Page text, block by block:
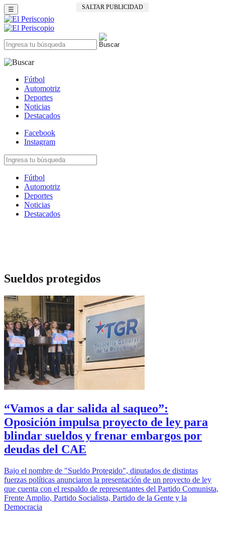
SALTAR PUBLICIDAD
☰
Fútbol
Automotriz
Deportes
Noticias
Destacados
Facebook
Instagram
Fútbol
Automotriz
Deportes
Noticias
Destacados
Sueldos protegidos
“Vamos a dar salida al saqueo”:
Oposición impulsa proyecto de ley para
blindar sueldos y frenar embargos por
deudas del CAE
Bajo el nombre de "Sueldo Protegido", diputados de distintas
fuerzas políticas anunciaron la presentación de un proyecto de ley
que cuenta con el respaldo de representantes del Partido Comunista,
Frente Amplio, Partido Socialista, Partido de la Gente y la
Democracia